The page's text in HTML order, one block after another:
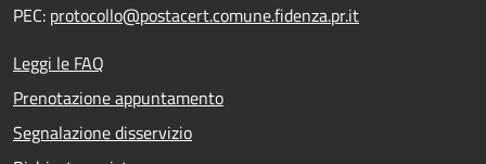
PEC: protocollo@postacert.comune.fidenza.pr.it
Leggi le FAQ
Prenotazione appuntamento
Segnalazione disservizio